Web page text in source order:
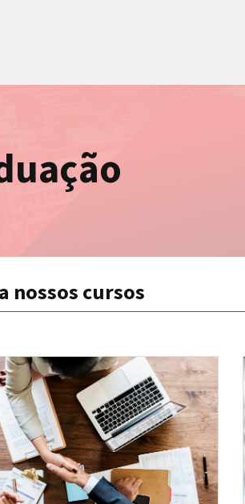
nossos cursos